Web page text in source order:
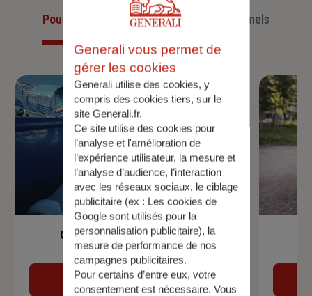
Pour les particuliersPour les professionnels
Garantie Accidents de la Vie
Découvrir
Generali vous permet de
gérer les cookies
Generali utilise des cookies, y
compris des cookies tiers, sur le
site Generali.fr.
Ce site utilise des cookies pour
l’analyse et l'amélioration de
l’expérience utilisateur, la mesure et
l’analyse d’audience, l’interaction
avec les réseaux sociaux, le ciblage
publicitaire (ex : Les cookies de
Google sont utilisés pour la
personnalisation publicitaire), la
mesure de performance de nos
campagnes publicitaires.
Pour certains d’entre eux, votre
consentement est nécessaire. Vous